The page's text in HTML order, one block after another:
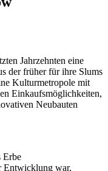
Jahrzehnten eine
der früher für ihre Slums
Kulturmetropole mit
Einkaufsmöglichkeiten,
Neubauten